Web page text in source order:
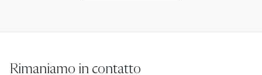
Rimaniamo in contatto